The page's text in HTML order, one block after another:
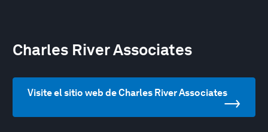
Charles River Associates
Visite el sitio web de Charles River Associates